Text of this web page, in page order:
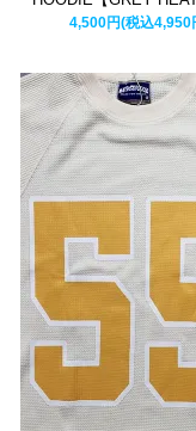
4,500円(税込4,950